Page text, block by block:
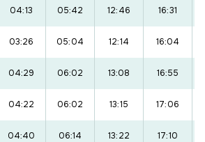
04:13 05:42 12:46 16:31
03:26 05:04 12:14 16:04
04:29 06:02 13:08 16:55
04:22 06:02 13:15 17:06
04:40 06:14 13:22 17:10